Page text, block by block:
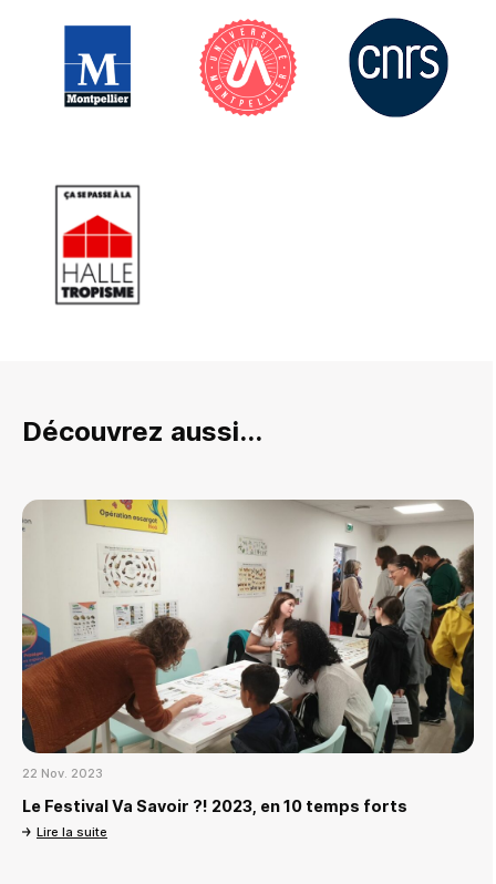
Découvrez aussi...
22 Nov. 2023
Le Festival Va Savoir ?! 2023, en 10 temps forts
Lire la suite